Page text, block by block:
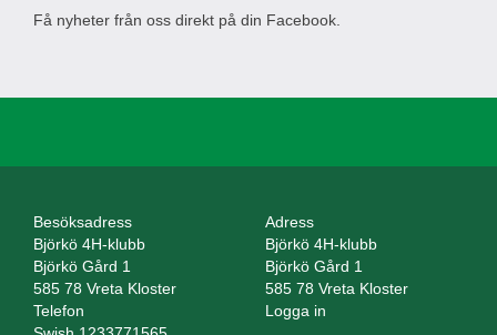
Få nyheter från oss direkt på din Facebook.
Besöksadress
Björkö 4H-klubb
Björkö Gård 1
585 78 Vreta Kloster
Adress
Björkö 4H-klubb
Björkö Gård 1
585 78 Vreta Kloster
Telefon
Logga in